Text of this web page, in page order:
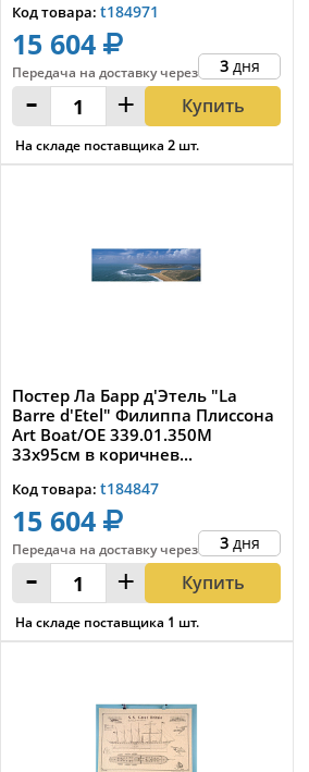
Код товара:t184971
15 604
Передача на доставкучерез: 3 дня
- + Купить
На складе поставщика 2шт.
Постер Ла Барр д'Этель "La
Barre d'Etel" Филиппа Плиссона
Art Boat/OE 339.01.350M
33x95cм в коричнев...
Код товара:t184847
15 604
Передача на доставкучерез: 3 дня
- + Купить
На складе поставщика 1 шт.